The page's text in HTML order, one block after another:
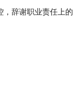
，辞谢职业责任上的